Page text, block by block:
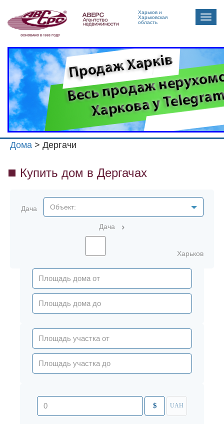
Харьков и
Харьковская
область
Toggle
Дома > Дергачи
Купить дом в Дергачах
Дача Объект:
Дача >
Харьков
$ UAH